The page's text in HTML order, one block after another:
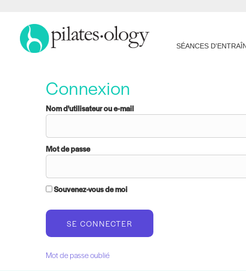
SÉANCES
Connexion
Nom d'utilisateur ou e-mail
Mot de passe
Souvenez-vous de moi
Mot de passe oublié